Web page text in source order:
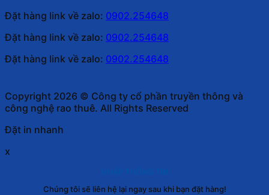
Đặt hàng link về zalo: 0902.254648
Đặt hàng link về zalo: 0902.254648
Đặt hàng link về zalo: 0902.254648
Copyright 2026 © Công ty cổ phần truyền thông và
công nghệ rao thuê. All Rights Reserved
Đặt in nhanh
x
Chúng tôi sẽ liên hệ lại ngay sau khi bạn đặt hàng!